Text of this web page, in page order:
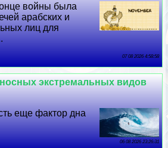
войны была
арабских и
лиц для
07 08 2026 4:58:58
экстремальных видов
еще фактор дна
06 08 2026 23:26:31